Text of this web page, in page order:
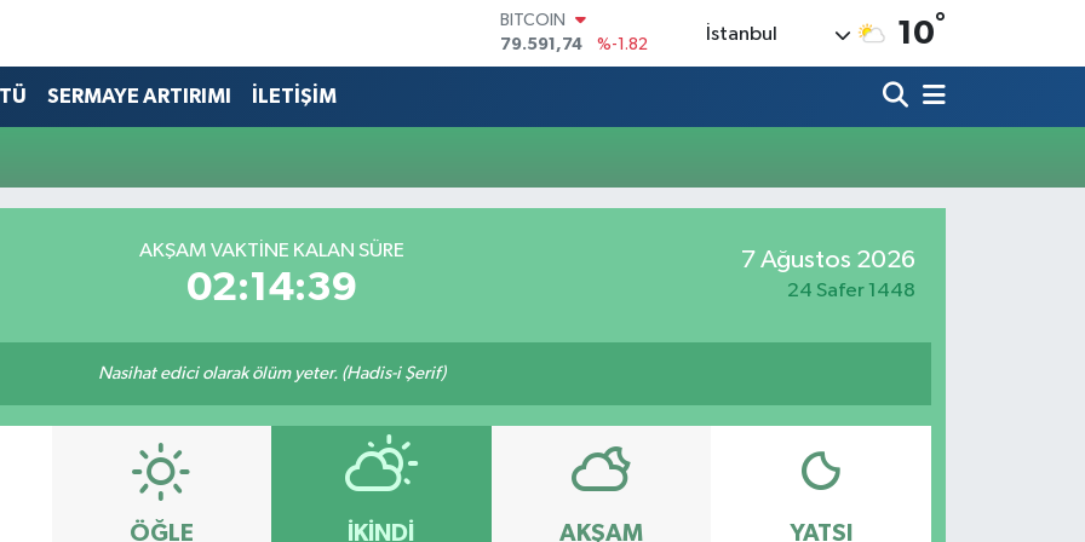
BITCOIN
79.591,74
%-1.82
DOLAR
61,60380
%0.18
İstanbul 10°
SERMAYE ARTIRIMI İLETİŞİM
AKŞAM VAKTİNE KALAN SÜRE
02:14:39
7 Ağustos 2026
24 Safer 1448
Nasihat edici olarak ölüm yeter. (Hadis-i Şerif)
ÖĞLE İKINDI AKŞAM YATSI